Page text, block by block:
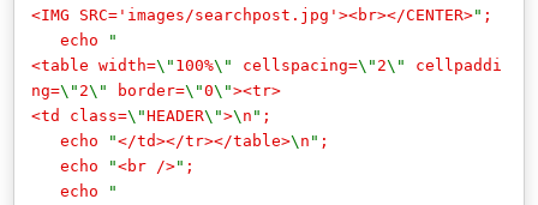
<IMG SRC='images/searchpost.jpg'><br></CENTER>" ;
echo
"
<table width=\" 100%\" cellspacing=\" 2\"
cellpaddi
ng=\" 2\" border=\"0\"><tr>
<td class=\"HEADER\">\ n " ;
echo
"</td></tr></table>\ n " ;
echo
"<br />" ;
echo
"